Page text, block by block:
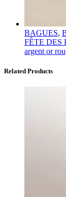
BAGUES,
FÊTE DES
argent or
Related Products